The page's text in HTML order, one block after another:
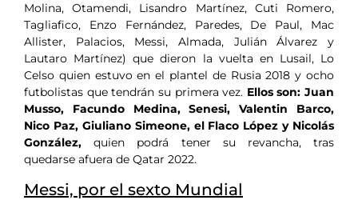
Molina, Otamendi, Lisandro Martínez, Cuti Romero,
Tagliafico, Enzo Fernández, Paredes, De Paul, Mac
Allister, Palacios, Messi, Almada, Julián Álvarez y
Lautaro Martínez) que dieron la vuelta en Lusail, Lo
Celso quien estuvo en el plantel de Rusia 2018 y ocho
futbolistas que tendrán su primera vez. Ellos son: Juan
Musso, Facundo Medina, Senesi, Valentin Barco,
Nico Paz, Giuliano Simeone, el Flaco López y Nicolás
González, quien podrá tener su revancha, tras
quedarse afuera de Qatar 2022.
Messi, por el sexto Mundial